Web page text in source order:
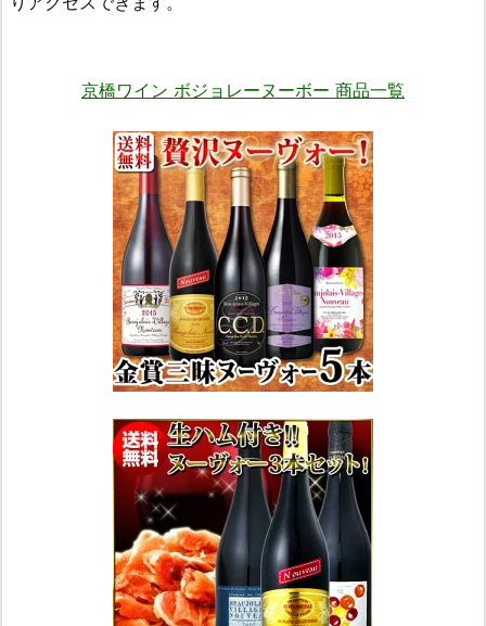
京橋ワイン ボジョレーヌーボー 商品一覧